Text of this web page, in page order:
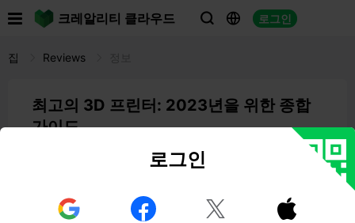
크레알리티 클라우드   로그인
집 Reviews
최고의 3D 프린터: 2023년을 위한 종합
가이드
02:31 09-27-2023
3D 프린팅의 세계로 모험을 떠나거나 현재 사용 중인 프린
터를 업그레이드하고 싶으신가요? 기술의 급속한 발전으로
로그인
  